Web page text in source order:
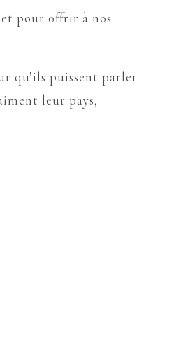
pour offrir à nos
qu’ils puissent parler
leur pays,